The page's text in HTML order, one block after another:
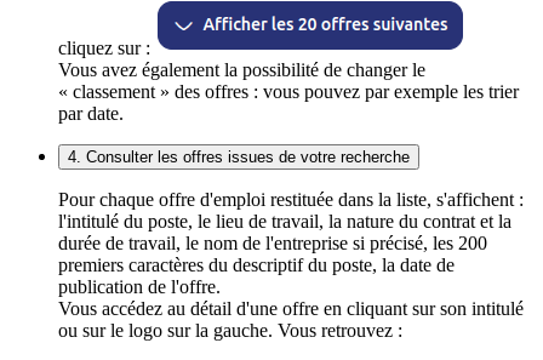
cliquez sur :
Vous avez également la possibilité de changer le
« classement » des offres : vous pouvez par exemple les trier
par date.
4. Consulter les offres issues de votre recherche
Pour chaque offre d'emploi restituée dans la liste, s'affichent :
l'intitulé du poste, le lieu de travail, la nature du contrat et la
durée de travail, le nom de l'entreprise si précisé, les 200
premiers caractères du descriptif du poste, la date de
publication de l'offre.
Vous accédez au détail d'une offre en cliquant sur son intitulé
ou sur le logo sur la gauche. Vous retrouvez :